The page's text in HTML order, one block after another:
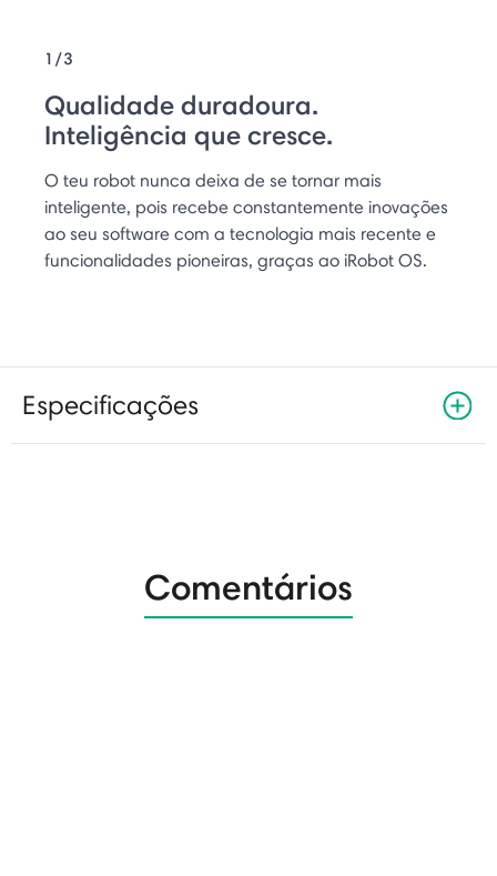
1/3
Qualidade duradoura.
Inteligência que cresce.
O teu robot nunca deixa de se tornar mais
inteligente, pois recebe constantemente inovações
ao seu software com a tecnologia mais recente e
funcionalidades pioneiras, graças ao iRobot OS.
Especificações
Comentários